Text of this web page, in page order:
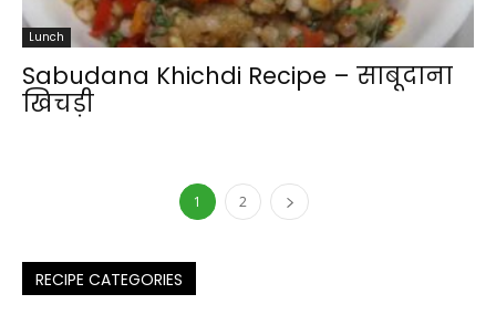
Lunch
Sabudana Khichdi Recipe – साबूदाना
खिचड़ी
1 2
RECIPE CATEGORIES